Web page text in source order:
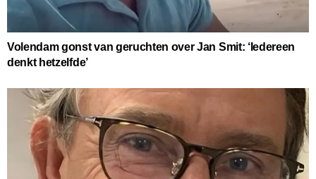
Volendam gonst van geruchten over Jan Smit: ‘Iedereen
denkt hetzelfde’